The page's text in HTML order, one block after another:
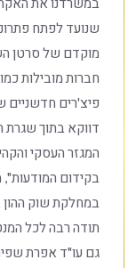
שנועד לפתח
מוקדם של סרטן
פיצ'רים חדשניים
דווקא בתוך שגרת
המגזר העסקי
בקידום
במחלקת שוק ההון
תודה רבה לכל
גם עו"ד אפרת